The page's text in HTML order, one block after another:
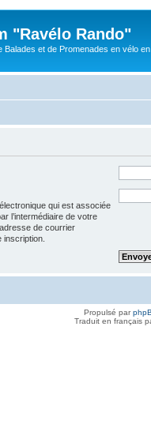
"Ravélo Rando"
Balades et de Promenades en vélo
qui est associée
l’intermédiaire de votre
de courrier
Propulsé par
Traduit en français